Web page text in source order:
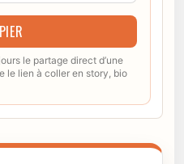
le partage direct d’une
le lien à coller en story, bio